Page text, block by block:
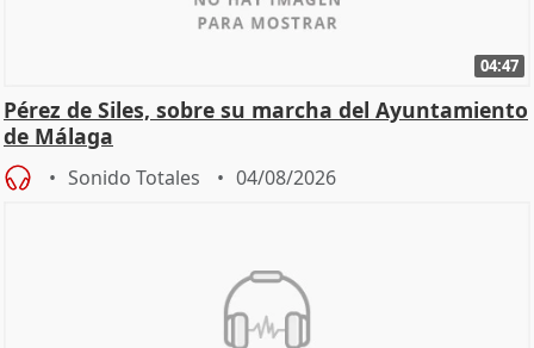
04:47
Pérez de Siles, sobre su marcha del Ayuntamiento
de Málaga
Sonido Totales 04/08/2026